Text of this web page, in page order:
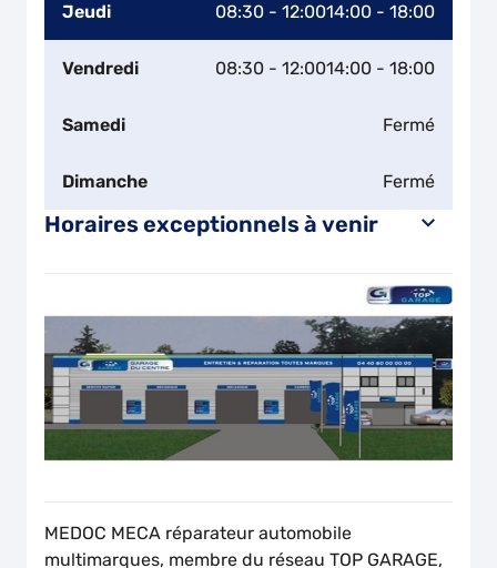
Jeudi 08:30 - 12:0014:00 - 18:00
Vendredi 08:30 - 12:0014:00 - 18:00
Samedi Fermé
Dimanche Fermé
Horaires exceptionnels à venir
MEDOC MECA réparateur automobile
multimarques, membre du réseau TOP GARAGE,